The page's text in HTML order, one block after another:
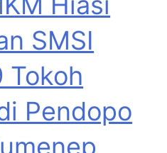
SMSI
Tokoh
Pendopo